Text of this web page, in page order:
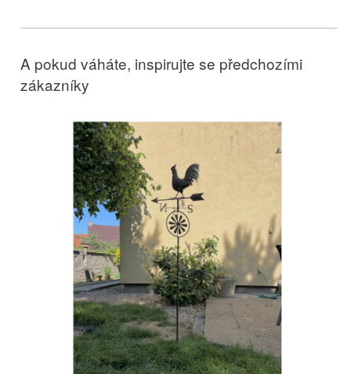
A pokud váháte, inspirujte se předchozími
zákazníky